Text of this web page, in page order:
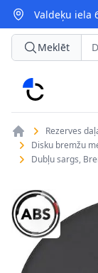
Valdeķu iela
CarParts
Meklēt
Rezerves
Disku bremžu
Dubļu sargs,